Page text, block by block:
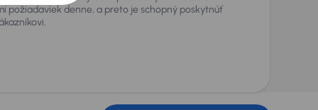
požiadaviek denne, a preto je schopný poskytnúť